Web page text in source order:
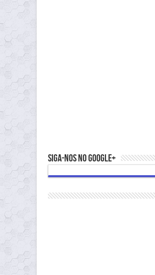
Siga-nos no Google+